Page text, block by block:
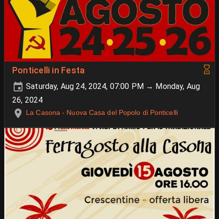
Ponticelli in Festa
Saturday, Aug 24, 2024, 07:00 PM → Monday, Aug
26, 2024
La Casona - Nuova Casa del Popolo di Ponticelli